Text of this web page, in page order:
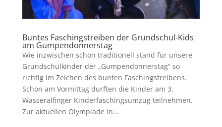
Buntes Faschingstreiben der Grundschul-Kids
am Gumpendonnerstag
Wie inzwischen schon traditionell stand für unsere
Grundschulkinder der „Gumpendonnerstag“ so
richtig im Zeichen des bunten Faschingstreibens.
Schon am Vormittag durften die Kinder am 3.
Wasseralfinger Kinderfaschingsumzug teilnehmen.
Zur aktuellen Olympiade in...